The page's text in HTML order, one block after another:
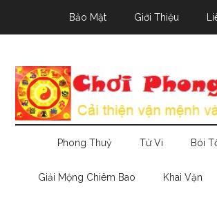
Bảo Mật Giới Thiệu
Phong Thuỷ Tử Vi Bói
Giải Mộng Chiêm Bao Khai Vận